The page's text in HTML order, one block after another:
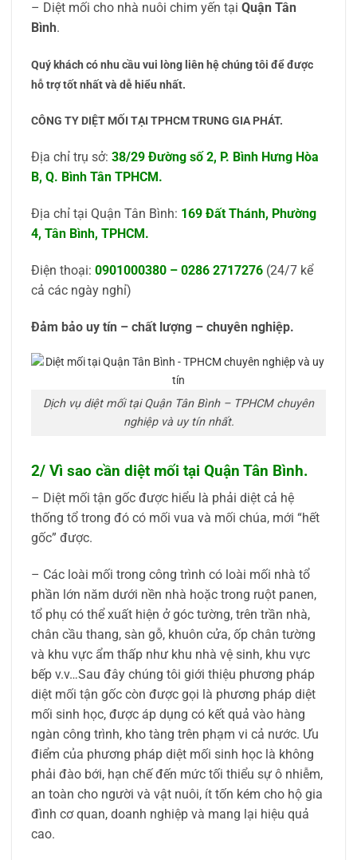
– Diệt mối cho nhà nuôi chim yến tại Quận Tân
Bình.
Quý khách có nhu cầu vui lòng liên hệ chúng tôi để được
hỗ trợ tốt nhất và dễ hiểu nhất.
CÔNG TY DIỆT MỐI TẠI TPHCM TRUNG GIA PHÁT.
Địa chỉ trụ sở: 38/29 Đường số 2, P. Bình Hưng Hòa
B, Q. Bình Tân TPHCM.
Địa chỉ tại Quận Tân Bình: 169 Đất Thánh, Phường
4, Tân Bình, TPHCM.
Điện thoại: 0901000380 – 0286 2717276 (24/7 kể
cả các ngày nghỉ)
Đảm bảo uy tín – chất lượng – chuyên nghiệp.
Dịch vụ diệt mối tại Quận Tân Bình – TPHCM chuyên
nghiệp và uy tín nhất.
2/ Vì sao cần diệt mối tại Quận Tân Bình.
– Diệt mối tận gốc được hiểu là phải diệt cả hệ
thống tổ trong đó có mối vua và mối chúa, mới “hết
gốc” được.
– Các loài mối trong công trình có loài mối nhà tổ
phần lớn năm dưới nền nhà hoặc trong ruột panen,
tổ phụ có thể xuất hiện ở góc tường, trên trần nhà,
chân cầu thang, sàn gỗ, khuôn cửa, ốp chân tường
và khu vực ẩm thấp như khu nhà vệ sinh, khu vực
bếp v.v…Sau đây chúng tôi giới thiệu phương pháp
diệt mối tận gốc còn được gọi là phương pháp diệt
mối sinh học, được áp dụng có kết quả vào hàng
ngàn công trình, kho tàng trên phạm vi cả nước. Ưu
điểm của phương pháp diệt mối sinh học là không
phải đào bới, hạn chế đến mức tối thiểu sự ô nhiễm,
an toàn cho người và vật nuôi, ít tốn kém cho hộ gia
đình cơ quan, doanh nghiệp và mang lại hiệu quả
cao.